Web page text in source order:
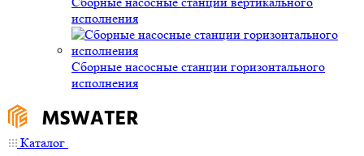
исполнения
Сборные насосные станции горизонтального
исполнения
Каталог